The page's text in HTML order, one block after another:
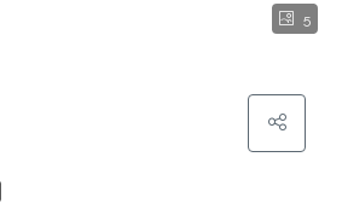
5